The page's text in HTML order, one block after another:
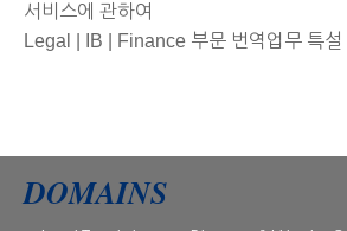
서비스에 관하여
Legal | IB | Finance 부문 번역업무 특설
DOMAINS